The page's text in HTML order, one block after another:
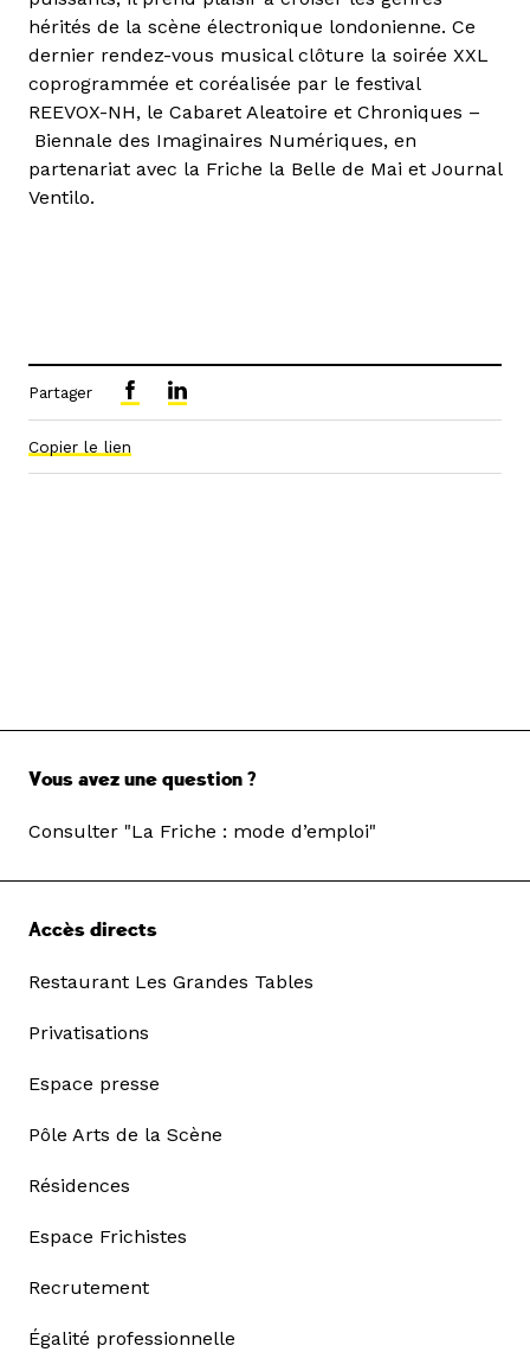
hérités de la scène électronique londonienne. Ce
dernier rendez-vous musical clôture la soirée XXL
coprogrammée et coréalisée par le festival
REEVOX-NH, le Cabaret Aleatoire et Chroniques –
Biennale des Imaginaires Numériques, en
partenariat avec la Friche la Belle de Mai et Journal
Ventilo.
Partager
Copier le lien
Vous avez une question ?
Consulter "La Friche : mode d’emploi"
Accès directs
Restaurant Les Grandes Tables
Privatisations
Espace presse
Pôle Arts de la Scène
Résidences
Espace Frichistes
Recrutement
Égalité professionnelle